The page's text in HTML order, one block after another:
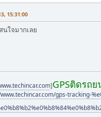
15:31:00
นใจมากเลย
]GPSติดรถ
gps-tracking-